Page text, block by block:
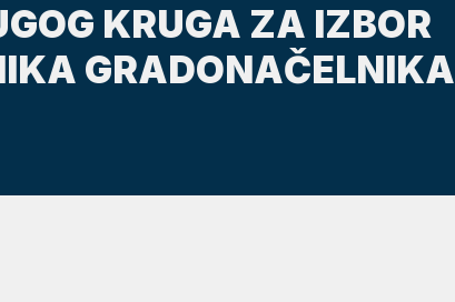
KRUGA ZA IZBOR
GRADONAČELNIKA